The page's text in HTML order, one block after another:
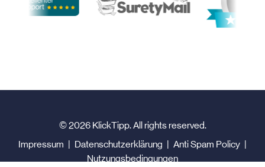
© 2026 KlickTipp. All rights reserved.
Impressum | Datenschutzerklärung | Anti Spam Policy |
Nutzungsbedingungen